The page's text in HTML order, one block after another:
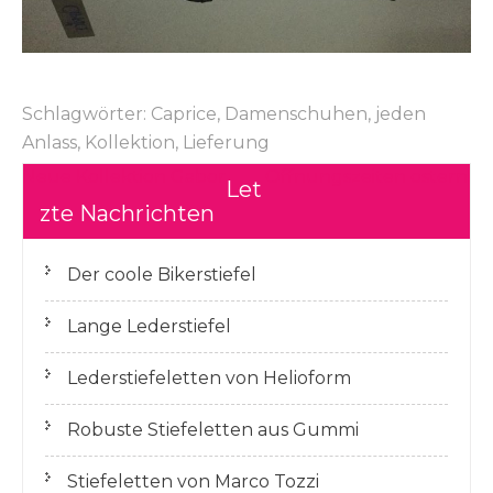
Schlagwörter: Caprice, Damenschuhen, jeden
Anlass, Kollektion, Lieferung
Beitragsnavigation
Let
zte Nachrichten
Der coole Bikerstiefel
Lange Lederstiefel
Lederstiefeletten von Helioform
Robuste Stiefeletten aus Gummi
Stiefeletten von Marco Tozzi